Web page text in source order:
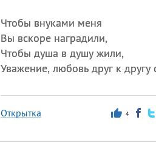
Чтобы внуками меня
Вы вскоре наградили,
Чтобы душа в душу жили,
Уважение, любовь друг к другу
Открытка 4